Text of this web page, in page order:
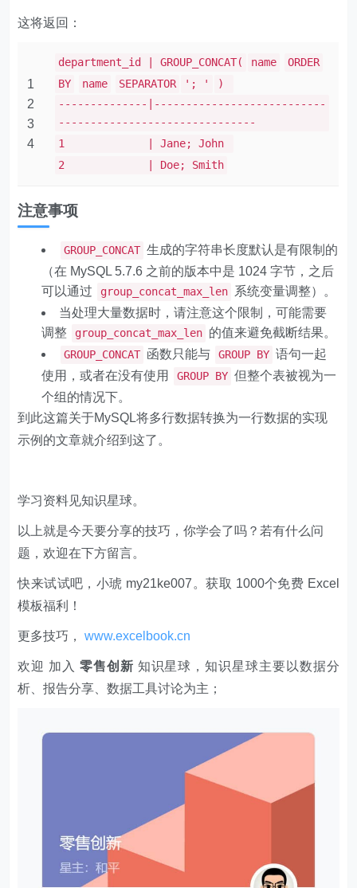
这将返回：
1
2
3
4
department_id | GROUP_CONCAT( name
ORDER
BY
name SEPARATOR '; '
)
--------------|---------------------------
-------------------------------
1 | Jane; John
2 | Doe; Smith
注意事项
GROUP_CONCAT 生成的字符串长度默认是有限制的
（在 MySQL 5.7.6 之前的版本中是 1024 字节，之后
可以通过
group_concat_max_len 系统变量调整）。
当处理大量数据时，请注意这个限制，可能需要
调整
group_concat_max_len 的值来避免截断结果。
GROUP_CONCAT 函数只能与 GROUP BY 语句一起
使用，或者在没有使用
GROUP BY 但整个表被视为一
个组的情况下。
到此这篇关于MySQL将多行数据转换为一行数据的实现
示例的文章就介绍到这了。
学习资料见知识星球。
以上就是今天要分享的技巧，你学会了吗？若有什么问
题，欢迎在下方留言。
快来试试吧，小琥 my21ke007。获取 1000个免费 Excel
模板福利​​​​！
更多技巧，www.excelbook.cn
欢迎 加入 零售创新 知识星球，知识星球主要以数据分
析、报告分享、数据工具讨论为主；